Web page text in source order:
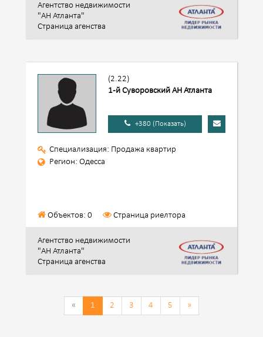
Агентство недвижимости
"АН Атланта"
Страница агенства
(2.22)
1-й Суворовский АН Атланта
+380 (Показать)
Специализация: Продажа квартир
Регион: Одесса
Объектов: 0 Страница риелтора
Агентство недвижимости
"АН Атланта"
Страница агенства
« 1 2 3 4 5 »